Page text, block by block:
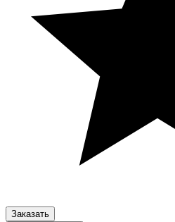
Заказать